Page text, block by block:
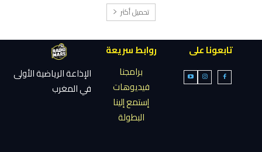
تحميل أكثر
تابعونا على
روابط سريعة
برامجنا
فيديوهات
إستمع إلينا
البطولة
الإذاعة الرياضية الأولى
في المغرب